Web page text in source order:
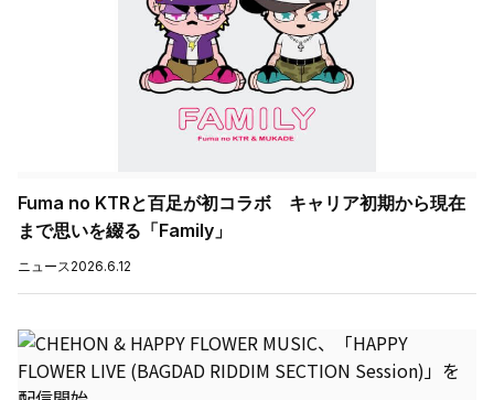
Fuma no KTRと百足が初コラボ キャリア初期から現在
まで思いを綴る「Family」
ニュース2026.6.12